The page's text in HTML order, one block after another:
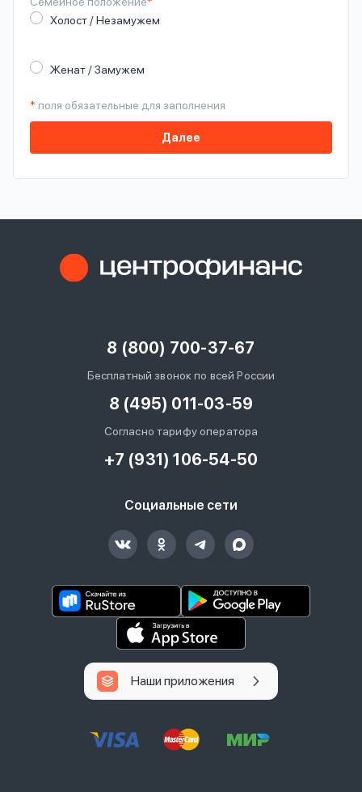
Холост / Незамужем
Женат / Замужем
* поля обязательные для заполнения
Далее
8 (800) 700-37-67
Бесплатный звонок по всей России
8 (495) 011-03-59
Согласно тарифу оператора
+7 (931) 106-54-50
Социальные сети
Наши приложения